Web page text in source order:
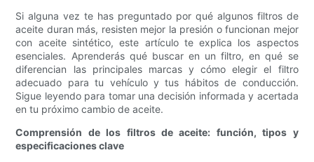
Si alguna vez te has preguntado por qué algunos filtros de
aceite duran más, resisten mejor la presión o funcionan mejor
con aceite sintético, este artículo te explica los aspectos
esenciales. Aprenderás qué buscar en un filtro, en qué se
diferencian las principales marcas y cómo elegir el filtro
adecuado para tu vehículo y tus hábitos de conducción.
Sigue leyendo para tomar una decisión informada y acertada
en tu próximo cambio de aceite.
Comprensión de los filtros de aceite: función, tipos y
especificaciones clave